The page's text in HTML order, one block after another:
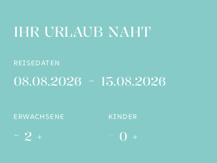
IHR URLAUB NAHT
REISEDATEN
08.08.2026 15.08.2026
ERWACHSENE
- 2 +
KINDER
- 0 +